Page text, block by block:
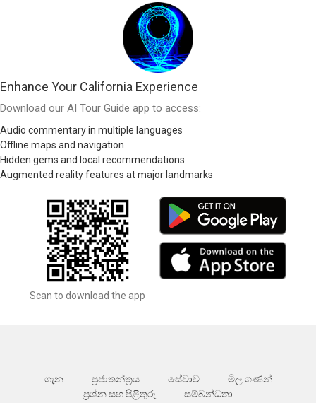
Enhance Your California Experience
Download our AI Tour Guide app to access:
Audio commentary in multiple languages
Offline maps and navigation
Hidden gems and local recommendations
Augmented reality features at major landmarks
Scan to download the app
ගැන ප්‍රජාතන්ත්‍රය සේවාව
මිල ගණන්
ප්‍රශ්න සහ පිළිතුරු
සම්බන්ධතා